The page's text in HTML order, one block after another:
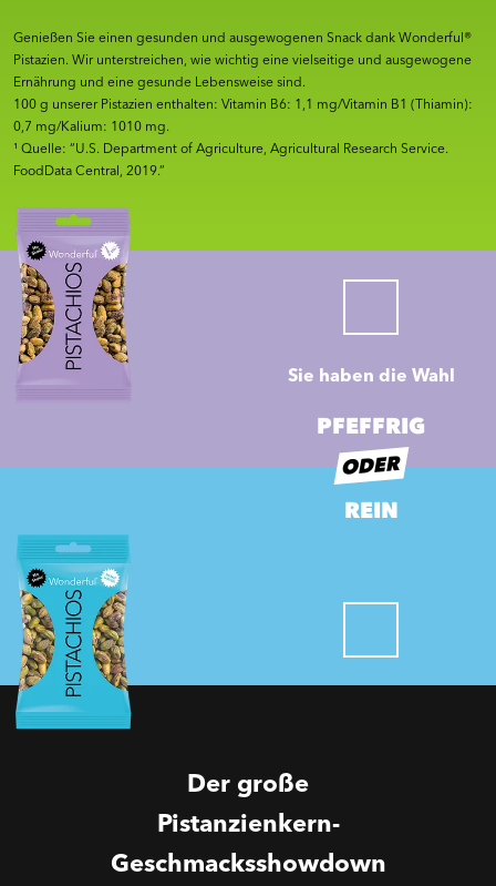
Genießen Sie einen gesunden und ausgewogenen Snack dank Wonderful®
Pistazien. Wir unterstreichen, wie wichtig eine vielseitige und ausgewogene
Ernährung und eine gesunde Lebensweise sind.
100 g unserer Pistazien enthalten: Vitamin B6: 1,1 mg/Vitamin B1 (Thiamin):
0,7 mg/Kalium: 1010 mg.
¹ Quelle: “U.S. Department of Agriculture, Agricultural Research Service.
FoodData Central, 2019.”
Sie haben die Wahl
PFEFFRIG
ODER
REIN
Der große
Pistanzienkern-
Geschmacksshowdown